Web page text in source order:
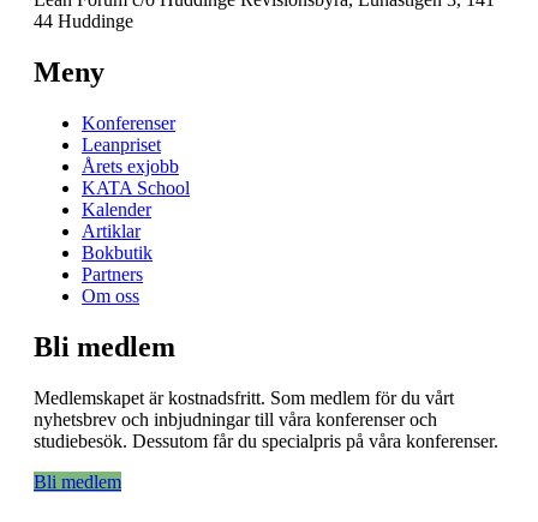
44 Huddinge
Meny
Konferenser
Leanpriset
Årets exjobb
KATA School
Kalender
Artiklar
Bokbutik
Partners
Om oss
Bli medlem
Medlemskapet är kostnadsfritt. Som medlem för du vårt
nyhetsbrev och inbjudningar till våra konferenser och
studiebesök. Dessutom får du specialpris på våra konferenser.
Bli medlem